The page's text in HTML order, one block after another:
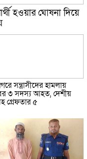
হওয়ার ঘোষনা দিয়ে
সন্ত্রাসীদের হামলায়
৩ সদস্য আহত, দেশীয়
গ্রেফতার ৫